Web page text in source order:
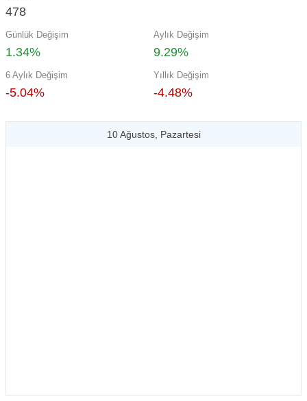
478
Günlük Değişim
1.34%
Aylık Değişim
9.29%
6 Aylık Değişim
-5.04%
Yıllık Değişim
-4.48%
10 Ağustos, Pazartesi